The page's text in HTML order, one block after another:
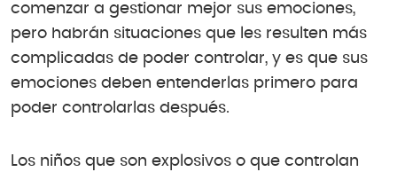
comenzar a gestionar mejor sus emociones,
pero habrán situaciones que les resulten más
complicadas de poder controlar, y es que sus
emociones deben entenderlas primero para
poder controlarlas después.
Los niños que son explosivos o que controlan